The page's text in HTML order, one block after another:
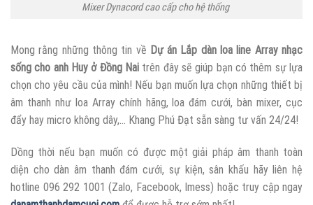
Mixer Dynacord cao cấp cho hệ thống
Mong rằng những thông tin về Dự án Lắp dàn loa line Array nhạc
sống cho anh Huy ở Đồng Nai trên đây sẽ giúp bạn có thêm sự lựa
chọn cho yêu cầu của mình! Nếu bạn muốn lựa chọn những thiết bị
âm thanh như loa Array chính hãng, loa đám cưới, bàn mixer, cục
đẩy hay micro không dây,… Khang Phú Đạt sẵn sàng tư vấn 24/24!
Dồng thời nếu bạn muốn có được một giải pháp âm thanh toàn
diện cho dàn âm thanh đám cưới, sự kiện, sân khấu hãy liên hệ
hotline 096 292 1001 (Zalo, Facebook, Imess) hoặc truy cập ngay